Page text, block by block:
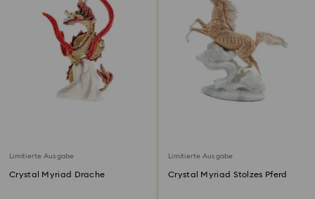
Limitierte Ausgabe
Crystal Myriad Drache
Limitierte Ausgabe
Crystal Myriad Stolzes Pferd